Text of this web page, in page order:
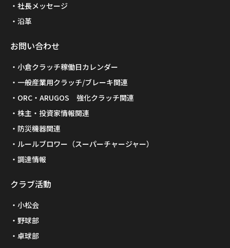
社長メッセージ
沿革
お問い合わせ
小倉クラッチ稼働日カレンダー
一般産業用クラッチ/ブレーキ関連
ORC・ARUGOS 強化クラッチ関連
株主・投資家情報関連
防災機器関連
ルールブロワー（スーパーチャージャー）
調達情報
クラブ活動
小松会
野球部
卓球部